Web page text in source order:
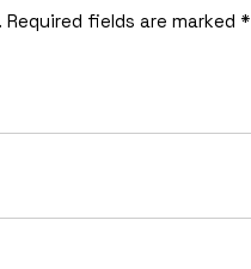
Required fields are marked *